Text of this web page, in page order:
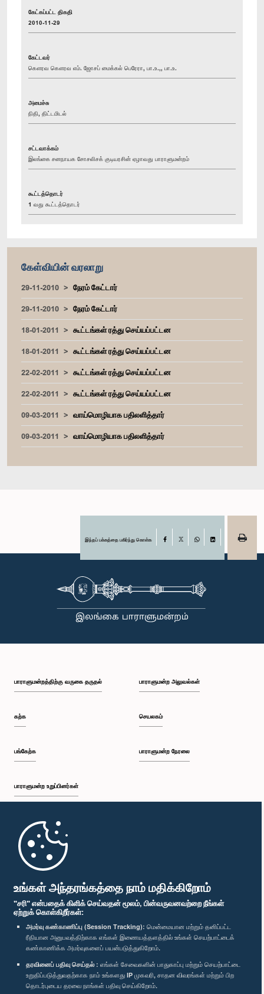
உங்கள் அந்தரங்கத்தை நாம் மதிக்கிறோம்
"சரி" என்பதைக் கிளிக் செய்வதன் மூலம், பின்வருவனவற்றை நீங்கள்
ஏற்றுக் கொள்கிறீர்கள்:
அமர்வு கண்காணிப்பு (Session Tracking): மென்மையான மற்றும் தனிப்பட்ட
ரீதியான அனுபவத்திற்காக எங்கள் இணையத்தளத்தில் உங்கள் செயற்பாட்டைக்
கண்காணிக்க அமர்வுகளைப் பயன்படுத்துகிறோம்.
தரவினைப் பதிவு செய்தல் : எங்கள் சேவைகளின் பாதுகாப்பு மற்றும் செயற்பாட்டை
உறுதிப்படுத்துவதற்காக நாம் உங்களது IP முகவரி, சாதன விவரங்கள் மற்றும் பிற
தொடர்புடைய தரவை நாங்கள் பதிவு செய்கிறோம்.
கேட்கப்பட்ட திகதி
2010-11-29
கேட்டவர்
கௌரவ கௌரவ எம். ஜோசப் மைக்கல் பெரேரா, பா.உ.,, பா.உ.
அமைச்சு
நிதி, திட்டமிடல்
சட்டவாக்கம்
இலங்கை சனநாயக சோசலிசக் குடியரசின் ஏழாவது பாராளுமன்றம்
கூட்டத்தொடர்
1 வது கூட்டத்தொடர்
கேள்வியின் வரலாறு
29-11-2010
நேரம் கேட்டார்
29-11-2010
நேரம் கேட்டார்
18-01-2011
கூட்டங்கள் ரத்து செய்யப்பட்டன
18-01-2011
கூட்டங்கள் ரத்து செய்யப்பட்டன
22-02-2011
கூட்டங்கள் ரத்து செய்யப்பட்டன
22-02-2011
கூட்டங்கள் ரத்து செய்யப்பட்டன
09-03-2011
வாய்மொழியாக பதிலளித்தார்
09-03-2011
வாய்மொழியாக பதிலளித்தார்
இந்தப் பக்கத்தை பகிர்ந்து கொள்க Facebook
பாராளுமன்றத்திற்கு வருகை தருதல்
கற்க
பங்கேற்க
பாராளுமன்ற உறுப்பினர்கள்
முதற்பக்கம்
பாராளுமன்ற அலுவல்கள்
செயலகம்
பாராளுமன்ற நேரலை
பாராளுமன்ற கையடக்க செயலி
எம்மை பின்தொடர்க :
விருதுகள்